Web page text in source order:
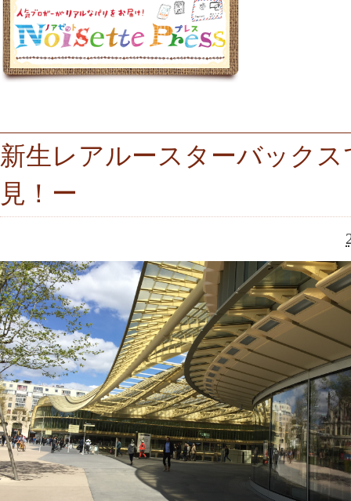
新生レアルースターバック
見！ー